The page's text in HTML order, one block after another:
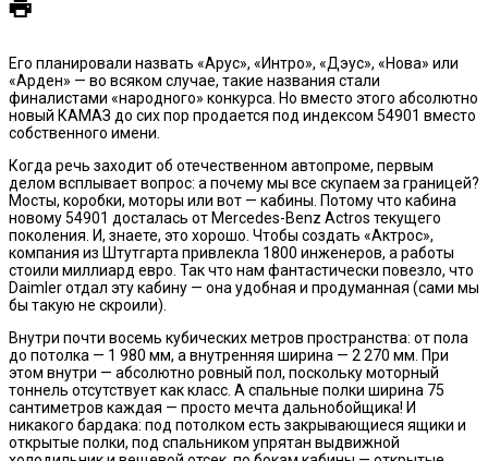
Его планировали назвать «Арус», «Интро», «Дэус», «Нова» или
«Арден» — во всяком случае, такие названия стали
финалистами «народного» конкурса. Но вместо этого абсолютно
новый КАМАЗ до сих пор продается под индексом 54901 вместо
собственного имени.
Когда речь заходит об отечественном автопроме, первым
делом всплывает вопрос: а почему мы все скупаем за границей?
Мосты, коробки, моторы или вот — кабины. Потому что кабина
новому 54901 досталась от Mercedes-Benz Actros текущего
поколения. И, знаете, это хорошо. Чтобы создать «Актрос»,
компания из Штутгарта привлекла 1800 инженеров, а работы
стоили миллиард евро. Так что нам фантастически повезло, что
Daimler отдал эту кабину — она удобная и продуманная (сами мы
бы такую не скроили).
Внутри почти восемь кубических метров пространства: от пола
до потолка — 1 980 мм, а внутренняя ширина — 2 270 мм. При
этом внутри — абсолютно ровный пол, поскольку моторный
тоннель отсутствует как класс. А спальные полки ширина 75
сантиметров каждая — просто мечта дальнобойщика! И
никакого бардака: под потолком есть закрывающиеся ящики и
открытые полки, под спальником упрятан выдвижной